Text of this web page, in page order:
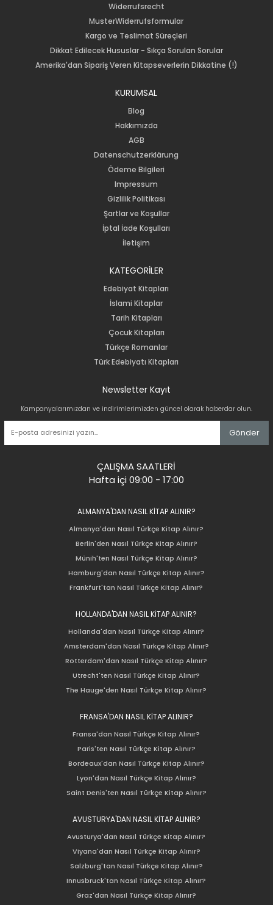
Widerrufsrecht
MusterWiderrufsformular
Kargo ve Teslimat Süreçleri
Dikkat Edilecek Hususlar - Sıkça Sorulan Sorular
Amerika'dan Sipariş Veren Kitapseverlerin Dikkatine (!)
KURUMSAL
Blog
Hakkımızda
AGB
Datenschutzerklärung
Ödeme Bilgileri
Impressum
Gizlilik Politikası
Şartlar ve Koşullar
İptal İade Koşulları
İletişim
KATEGORİLER
Edebiyat Kitapları
İslami Kitaplar
Tarih Kitapları
Çocuk Kitapları
Türkçe Romanlar
Türk Edebiyatı Kitapları
Newsletter Kayıt
Kampanyalarımızdan ve indirimlerimizden güncel olarak haberdar olun.
Gönder
ÇALIŞMA SAATLERİ
Hafta içi 09:00 - 17:00
ALMANYA'DAN NASIL KİTAP ALINIR?
Almanya'dan Nasıl Türkçe Kitap Alınır?
Berlin'den Nasıl Türkçe Kitap Alınır?
Münih'ten Nasıl Türkçe Kitap Alınır?
Hamburg'dan Nasıl Türkçe Kitap Alınır?
Frankfurt'tan Nasıl Türkçe Kitap Alınır?
HOLLANDA'DAN NASIL KİTAP ALINIR?
Hollanda'dan Nasıl Türkçe Kitap Alınır?
Amsterdam'dan Nasıl Türkçe Kitap Alınır?
Rotterdam'dan Nasıl Türkçe Kitap Alınır?
Utrecht'ten Nasıl Türkçe Kitap Alınır?
The Hauge'den Nasıl Türkçe Kitap Alınır?
FRANSA'DAN NASIL KİTAP ALINIR?
Fransa'dan Nasıl Türkçe Kitap Alınır?
Paris'ten Nasıl Türkçe Kitap Alınır?
Bordeaux'dan Nasıl Türkçe Kitap Alınır?
Lyon'dan Nasıl Türkçe Kitap Alınır?
Saint Denis'ten Nasıl Türkçe Kitap Alınır?
AVUSTURYA'DAN NASIL KİTAP ALINIR?
Avusturya'dan Nasıl Türkçe Kitap Alınır?
Viyana'dan Nasıl Türkçe Kitap Alınır?
Salzburg'tan Nasıl Türkçe Kitap Alınır?
Innusbruck'tan Nasıl Türkçe Kitap Alınır?
Graz'dan Nasıl Türkçe Kitap Alınır?